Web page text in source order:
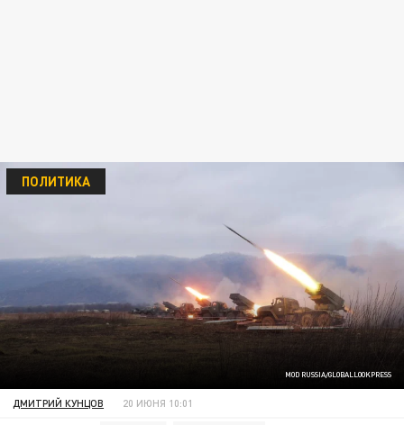
MOD RUSSIA/GLOBALLOOKPRESS
ПОЛИТИКА
ДМИТРИЙ КУНЦОВ 20 ИЮНЯ 10:01